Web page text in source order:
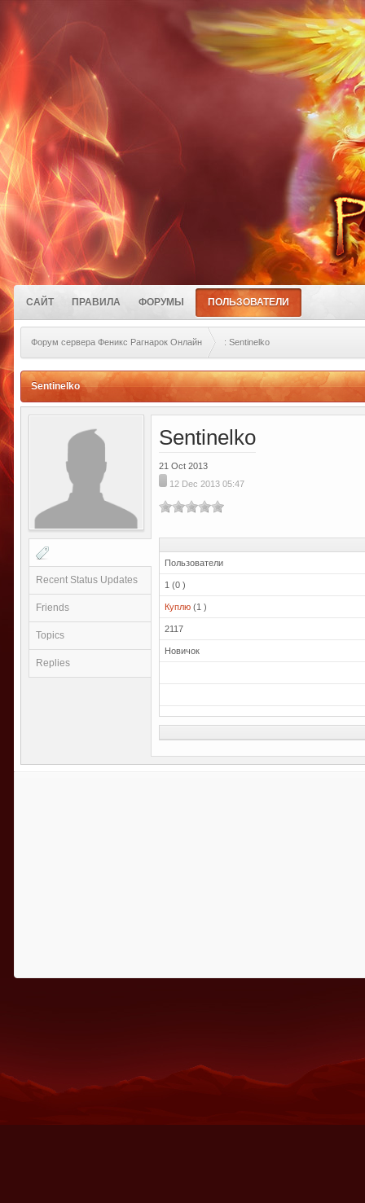
САЙТ ПРАВИЛА ФОРУМЫ ПОЛЬЗОВАТЕЛИ
Форум сервера Феникс Рагнарок Онлайн : Sentinelko
Sentinelko
Recent Status Updates
Friends
Topics
Replies
Sentinelko
21 Oct 2013
12 Dec 2013 05:47
Пользователи
1 (0 )
Куплю (1 )
2117
Новичок